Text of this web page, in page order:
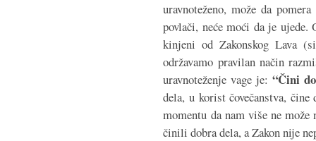
uravnoteženo, može da
povlači, neće moći da je ujede.
kinjeni od Zakonskog Lava
održavamo pravilan način
uravnoteženje vage je:“Čini
dela, u korist čovečanstva,
momentu da nam više ne
činili dobra dela, a Zakon nije